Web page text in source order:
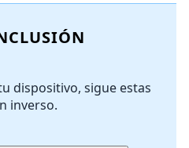
dispositivo, sigue estas
inverso.